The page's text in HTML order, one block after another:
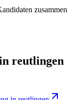
zusammen
reutlingen